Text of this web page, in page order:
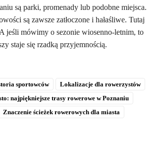
są parki, promenady lub podobne miejsca.
są zawsze zatłoczone i hałaśliwe. Tutaj
jeśli mówimy o sezonie wiosenno-letnim, to
staje się rzadką przyjemnością.
sportowców
Lokalizacje dla rowerzystów
najpiękniejsze trasy rowerowe w Poznaniu
Znaczenie ścieżek rowerowych dla miasta